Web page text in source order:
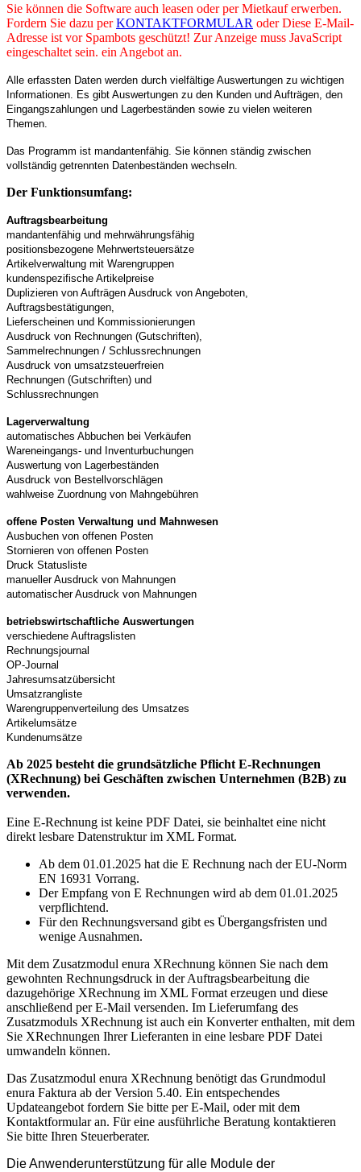
Sie können die Software auch leasen oder per Mietkauf erwerben.
Fordern Sie dazu perKONTAKTFORMULAR oderDiese E-Mail-
Adresse ist vor Spambots geschützt! Zur Anzeige muss JavaScript
eingeschaltet sein. ein Angebot an.
Alle erfassten Daten werden durch vielfältige Auswertungen zu wichtigen
Informationen. Es gibt Auswertungen zu den Kunden und Aufträgen, den
Eingangszahlungen und Lagerbeständen sowie zu vielen weiteren
Themen.
Das Programm ist mandantenfähig. Sie können ständig zwischen
vollständig getrennten Datenbeständen wechseln.
Der Funktionsumfang:
Auftragsbearbeitung
mandantenfähig und mehrwährungsfähig
positionsbezogene Mehrwertsteuersätze
Artikelverwaltung mit Warengruppen
kundenspezifische Artikelpreise
Duplizieren von Aufträgen Ausdruck von Angeboten,
Auftragsbestätigungen,
Lieferscheinen und Kommissionierungen
Ausdruck von Rechnungen (Gutschriften),
Sammelrechnungen / Schlussrechnungen
Ausdruck von umsatzsteuerfreien
Rechnungen (Gutschriften) und
Schlussrechnungen
Lagerverwaltung
automatisches Abbuchen bei Verkäufen
Wareneingangs- und Inventurbuchungen
Auswertung von Lagerbeständen
Ausdruck von Bestellvorschlägen
wahlweise Zuordnung von Mahngebühren
offene Posten Verwaltung und Mahnwesen
Ausbuchen von offenen Posten
Stornieren von offenen Posten
Druck Statusliste
manueller Ausdruck von Mahnungen
automatischer Ausdruck von Mahnungen
betriebswirtschaftliche Auswertungen
verschiedene Auftragslisten
Rechnungsjournal
OP-Journal
Jahresumsatzübersicht
Umsatzrangliste
Warengruppenverteilung des Umsatzes
Artikelumsätze
Kundenumsätze
Ab 2025 besteht die grundsätzliche Pflicht E-Rechnungen
(XRechnung) bei Geschäften zwischen Unternehmen (B2B) zu
verwenden.
Eine E-Rechnung ist keine PDF Datei, sie beinhaltet eine nicht
direkt lesbare Datenstruktur im XML Format.
Ab dem 01.01.2025 hat die E Rechnung nach der EU-Norm
EN 16931 Vorrang.
Der Empfang von E Rechnungen wird ab dem 01.01.2025
verpflichtend.
Für den Rechnungsversand gibt es Übergangsfristen und
wenige Ausnahmen.
Mit dem Zusatzmodul enura XRechnung können Sie nach dem
gewohnten Rechnungsdruck in der Auftragsbearbeitung die
dazugehörige XRechnung im XML Format erzeugen und diese
anschließend per E-Mail versenden. Im Lieferumfang des
Zusatzmoduls XRechnung ist auch ein Konverter enthalten, mit dem
Sie XRechnungen Ihrer Lieferanten in eine lesbare PDF Datei
umwandeln können.
Das Zusatzmodul enura XRechnung benötigt das Grundmodul
enura Faktura ab der Version 5.40. Ein entspechendes
Updateangebot fordern Sie bitte per E-Mail, oder mit dem
Kontaktformular an. Für eine ausführliche Beratung kontaktieren
Sie bitte Ihren Steuerberater.
Die Anwenderunterstützung für alle Module der